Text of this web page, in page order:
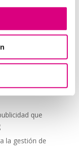
comunícate
que
la gestión de